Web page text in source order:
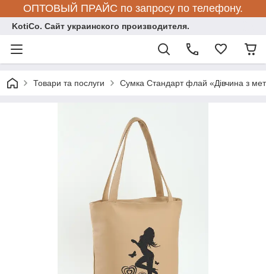
ОПТОВЫЙ ПРАЙС по запросу по телефону.
KotiCo. Сайт украинского производителя.
Товари та послуги Сумка Стандарт флай «Дівчина з